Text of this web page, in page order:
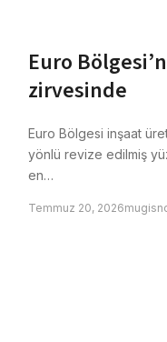
Euro
zirvesinde
Euro Bölgesi inşaat
yönlü revize edilmiş
en…
Temmuz 20, 2026